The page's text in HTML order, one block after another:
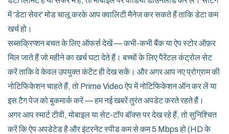
में 'डेटा सेवर' मोड चालू करके आप क्वालिटी मैनेज कर सकते हैं ताकि डेटा कम
खर्च हो।
सब्सक्रिप्शन बचत के लिए ऑफर्स देखें — कभी-कभी बैंक या ऐप स्टोर ऑफ़र
मिल जाते हैं जो महीने का खर्च घटा देते हैं। बच्चों के लिए पैरेंटल कंट्रोल सेट
करें ताकि वे केवल उपयुक्त कंटेंट ही देख सकें। और अगर आप नए प्रोग्राम की
नोटिफिकेशन चाहते हैं, तो Prime Video ऐप में नोटिफिकेशन ऑन कर लें या
इस टैग पेज को बुकमार्क करें — हम नई खबरें तुरंत अपडेट करते रहते हैं।
अगर आप स्मार्ट टीवी, मोबाइल या सेट-टॉप बॉक्स पर देख रहे हैं, तो सुनिश्चित
करें कि ऐप अपडेटेड है और इंटरनेट स्पीड कम से कम 5 Mbps हो (HD के